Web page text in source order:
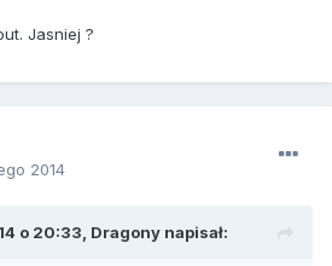
Jasniej ?
2014
o 20:33, Dragony napisał: